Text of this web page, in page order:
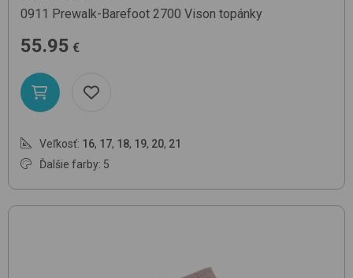
0911 Prewalk-Barefoot 2700 Vison topánky
55.95 €
Veľkosť: 16, 17, 18, 19, 20, 21
Ďalšie farby: 5